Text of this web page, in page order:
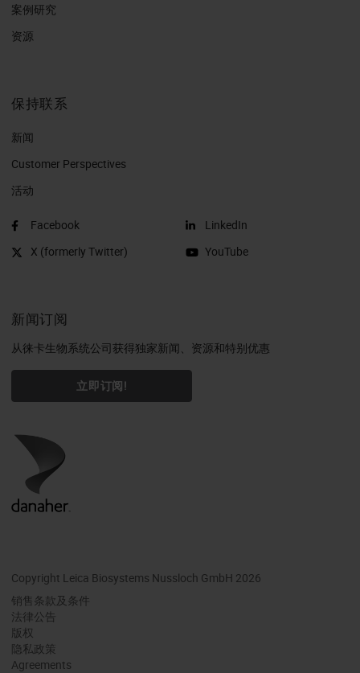
案例研究
资源
保持联系
新闻
Customer Perspectives​
活动
Facebook
X (formerly Twitter)
LinkedIn
YouTube
新闻订阅
从徕卡生物系统公司获得独家新闻、资源和特别优惠
立即订阅!
Copyright Leica Biosystems Nussloch GmbH 2026
销售条款及条件
法律公告
版权
隐私政策
Agreements